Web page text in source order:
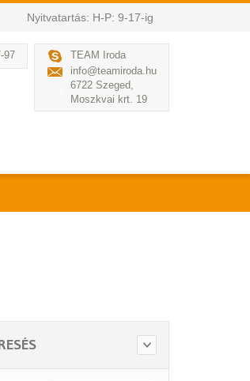
Nyitvatartás: H-P: 9-17-ig
TEAM Iroda
info@teamiroda.hu
6722 Szeged,
Moszkvai krt. 19
97